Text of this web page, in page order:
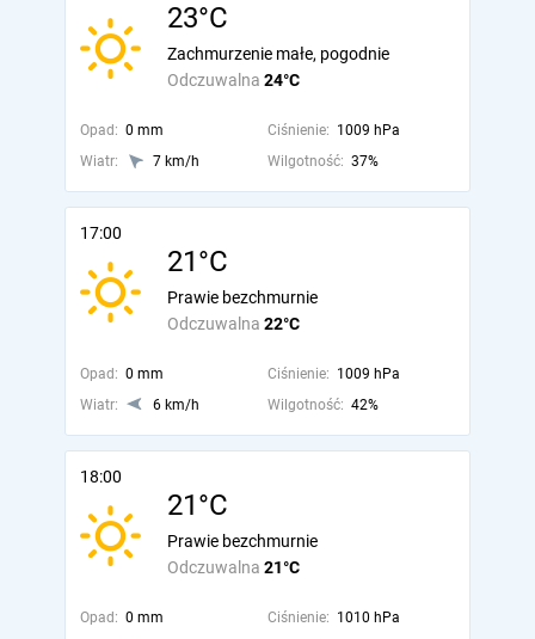
23°C
Odczuwalna 24°C
Zachmurzenie małe, pogodnie
Opad: 0 mm Ciśnienie: 1009 hPa
Wiatr:
7 km/h Wilgotność: 37%
17:00
21°C
Odczuwalna 22°C
Prawie bezchmurnie
Opad: 0 mm Ciśnienie: 1009 hPa
Wiatr:
6 km/h Wilgotność: 42%
18:00
21°C
Odczuwalna 21°C
Prawie bezchmurnie
Opad: 0 mm Ciśnienie: 1010 hPa